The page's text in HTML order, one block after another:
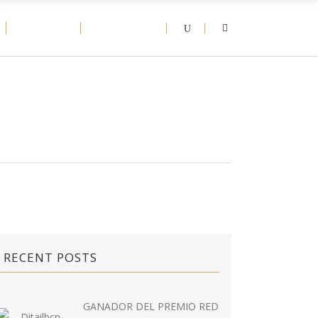
RECENT POSTS
GANADOR DEL PREMIO RED